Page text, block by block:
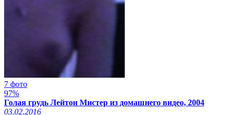
7 фото
97%
Голая грудь Лейтон Мистер из домашнего видео, 2004
03.02.2016